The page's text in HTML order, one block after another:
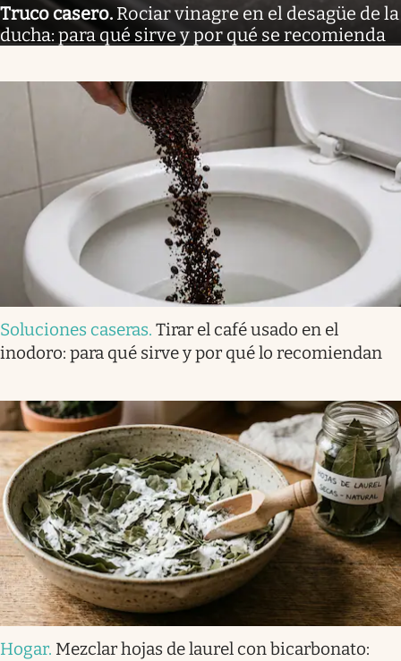
Truco casero. Rociar vinagre en el desagüe de la
ducha: para qué sirve y por qué se recomienda
Soluciones caseras. Tirar el café usado en el
inodoro: para qué sirve y por qué lo recomiendan
Hogar. Mezclar hojas de laurel con bicarbonato: